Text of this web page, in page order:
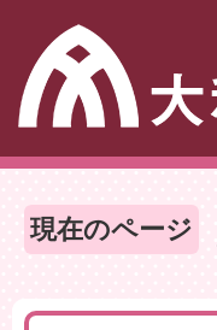
現在のページ